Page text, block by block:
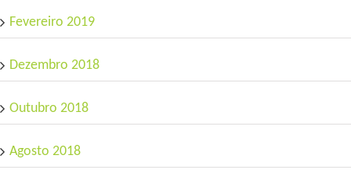
Fevereiro 2019
Dezembro 2018
Outubro 2018
Agosto 2018